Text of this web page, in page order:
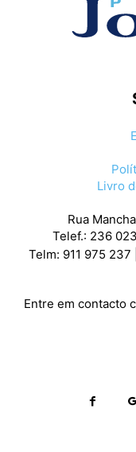
Livro
Rua
Telef.: 236
Telm: 911 975
Entre em contacto